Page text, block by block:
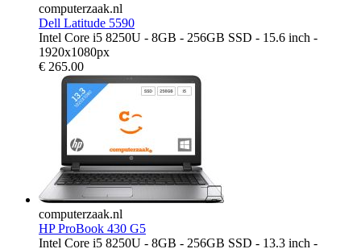
computerzaak.nl
Dell Latitude 5590
Intel Core i5 8250U - 8GB - 256GB SSD - 15.6 inch -
1920x1080px
€ 265.00
computerzaak.nl
HP ProBook 430 G5
Intel Core i5 8250U - 8GB - 256GB SSD - 13.3 inch -